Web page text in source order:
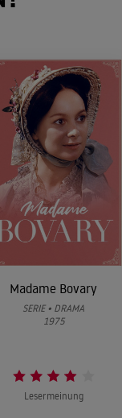
die schönsten
des Dreux-Soubise. Le
Arsène Lupin. Ils
exposition de statues en
l'homme a assassiné le
Kesselbach
car, ainsi que le fait
ce journaliste, si malin
Isidore Beautrellet. Un
Madame Bovary
SERIE • DRAMA
1975
Lesermeinung